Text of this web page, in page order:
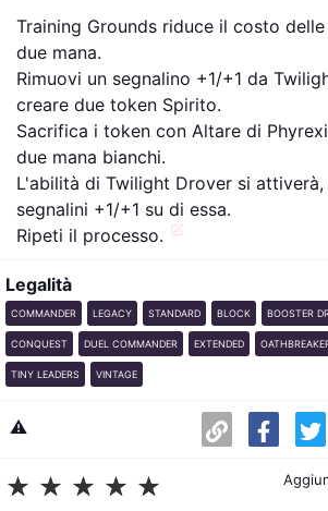
Training Grounds riduce il costo
due mana.
Rimuovi un segnalino +1/+1 da
creare due token Spirito.
Sacrifica i token con Altare di
due mana bianchi.
L'abilità di Twilight Drover si
segnalini +1/+1 su di essa.
Ripeti il processo.
Legalità
COMMANDER LEGACY STANDARD BLOCK BOOSTER
CONQUEST DUEL COMMANDER EXTENDED
TINY LEADERS VINTAGE
⚠️
☆ ☆ ☆ ☆ ☆